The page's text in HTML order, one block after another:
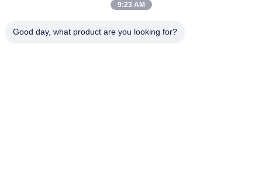
9:23 AM
Good day, what product are you looking for?